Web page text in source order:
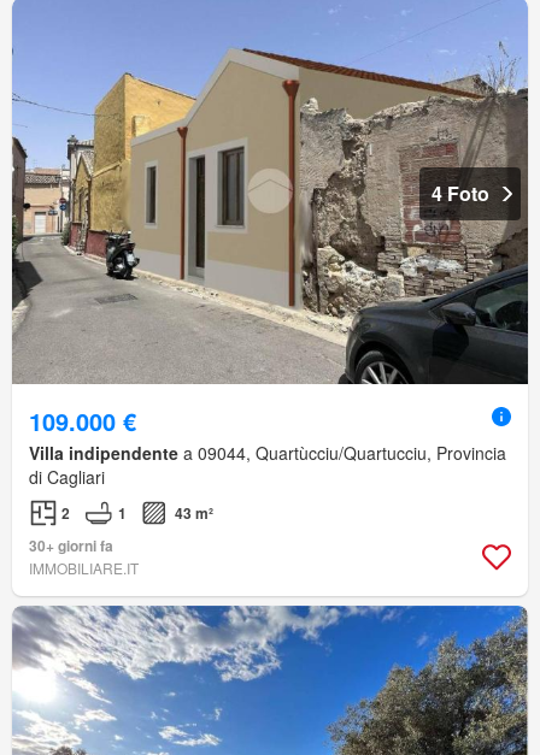
4 Foto
109.000 €
Villa indipendente a 09044, Quartùcciu/Quartucciu, Provincia
di Cagliari
2 1
43 m²
30+ giorni fa
IMMOBILIARE.IT